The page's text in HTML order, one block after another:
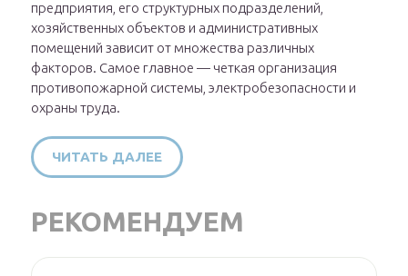
предприятия, его структурных подразделений,
хозяйственных объектов и административных
помещений зависит от множества различных
факторов. Самое главное — четкая организация
противопожарной системы, электробезопасности и
охраны труда.
ЧИТАТЬ ДАЛЕЕ
РЕКОМЕНДУЕМ